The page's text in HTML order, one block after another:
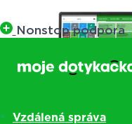
Nonstop podpora
Vzdálená správa